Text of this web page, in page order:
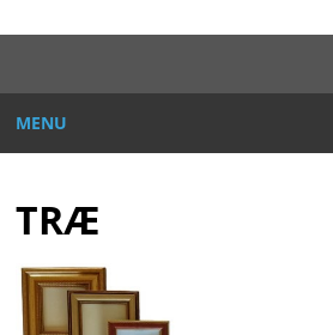
MENU
DIVERSE
GARN OG TRÅD
TRÆ